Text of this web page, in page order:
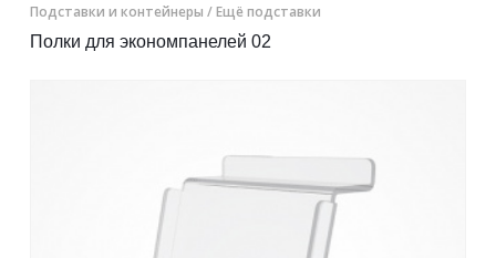
Подставки и контейнеры / Ещё подставки
Полки для экономпанелей 02